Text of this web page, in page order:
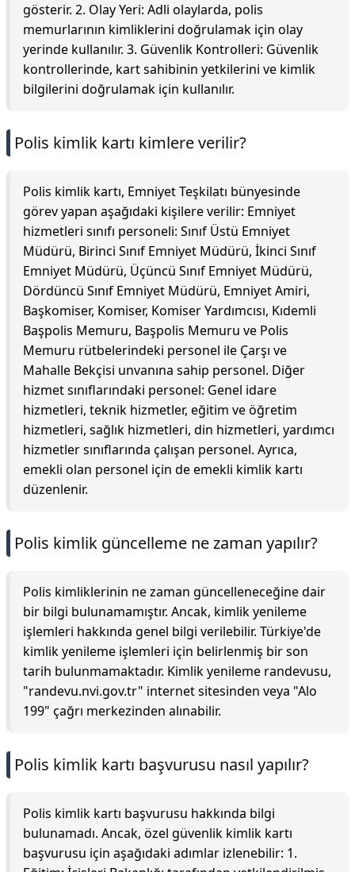
gösterir. 2. Olay Yeri: Adli olaylarda, polis
memurlarının kimliklerini doğrulamak için olay
yerinde kullanılır. 3. Güvenlik Kontrolleri: Güvenlik
kontrollerinde, kart sahibinin yetkilerini ve kimlik
bilgilerini doğrulamak için kullanılır.
Polis kimlik kartı kimlere verilir?
Polis kimlik kartı, Emniyet Teşkilatı bünyesinde
görev yapan aşağıdaki kişilere verilir: Emniyet
hizmetleri sınıfı personeli: Sınıf Üstü Emniyet
Müdürü, Birinci Sınıf Emniyet Müdürü, İkinci Sınıf
Emniyet Müdürü, Üçüncü Sınıf Emniyet Müdürü,
Dördüncü Sınıf Emniyet Müdürü, Emniyet Amiri,
Başkomiser, Komiser, Komiser Yardımcısı, Kıdemli
Başpolis Memuru, Başpolis Memuru ve Polis
Memuru rütbelerindeki personel ile Çarşı ve
Mahalle Bekçisi unvanına sahip personel. Diğer
hizmet sınıflarındaki personel: Genel idare
hizmetleri, teknik hizmetler, eğitim ve öğretim
hizmetleri, sağlık hizmetleri, din hizmetleri, yardımcı
hizmetler sınıflarında çalışan personel. Ayrıca,
emekli olan personel için de emekli kimlik kartı
düzenlenir.
Polis kimlik güncelleme ne zaman yapılır?
Polis kimliklerinin ne zaman güncelleneceğine dair
bir bilgi bulunamamıştır. Ancak, kimlik yenileme
işlemleri hakkında genel bilgi verilebilir. Türkiye'de
kimlik yenileme işlemleri için belirlenmiş bir son
tarih bulunmamaktadır. Kimlik yenileme randevusu,
"randevu.nvi.gov.tr" internet sitesinden veya "Alo
199" çağrı merkezinden alınabilir.
Polis kimlik kartı başvurusu nasıl yapılır?
Polis kimlik kartı başvurusu hakkında bilgi
bulunamadı. Ancak, özel güvenlik kimlik kartı
başvurusu için aşağıdaki adımlar izlenebilir: 1.